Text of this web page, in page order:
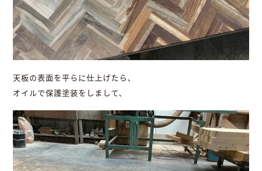
天板の表面を平らに仕上げたら、
オイルで保護塗装をしまして、